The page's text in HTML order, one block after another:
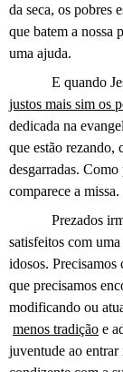
da seca, os pobres
que batem a nossa
uma ajuda.
E quando
justos mais sim os
dedicada na
que estão rezando,
desgarradas.
comparece a missa.
Prezados
satisfeitos com
idosos. Precisamos
que precisamos
modificando ou
menos tradição e
juventude ao entrar